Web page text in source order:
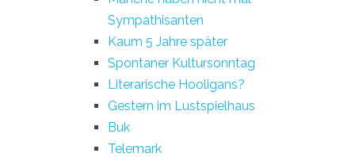
Sympathisanten
Kaum 5 Jahre später
Spontaner Kultursonntag
Literarische Hooligans?
Gestern im Lustspielhaus
Buk
Telemark